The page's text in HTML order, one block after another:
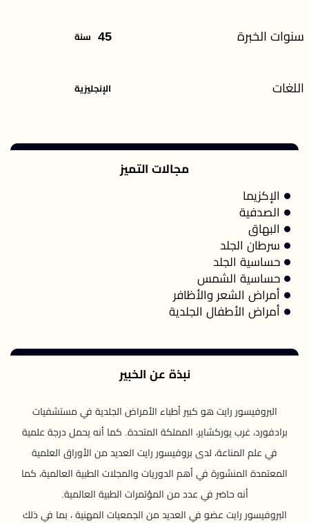
سنوات الخبرة 45 سنة
اللغات الإنجليزية
مجالات التميز
الإكزيما
الصدفية
البهاق
سرطان الجلد
حساسية الجلد
حساسية الشمس
أمراض الشعر والأظافر
أمراض الأطفال الجلدية
نبذة عن الخبير
البروفيسور رايت هو كبير أطباء الأمراض الجلدية في مستشفيات
برادفورد، غرب يوركشاير، المملكة المتحدة. كما أنه يحمل درجة علمية
في علم المناعة، لدى بروفيسور رايت العديد من الأوراق العلمية
المعتمدة المنشورة في أهم الدوريات والمجلات الطبية العالمية، كما
أنه حاضر في عدد من المؤتمرات الطبية العالمية.
البروفيسور رايت عضو في العديد من الجمعيات المهنية ، بما في ذلك